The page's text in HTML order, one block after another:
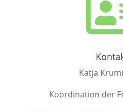
Katja
Koordination der